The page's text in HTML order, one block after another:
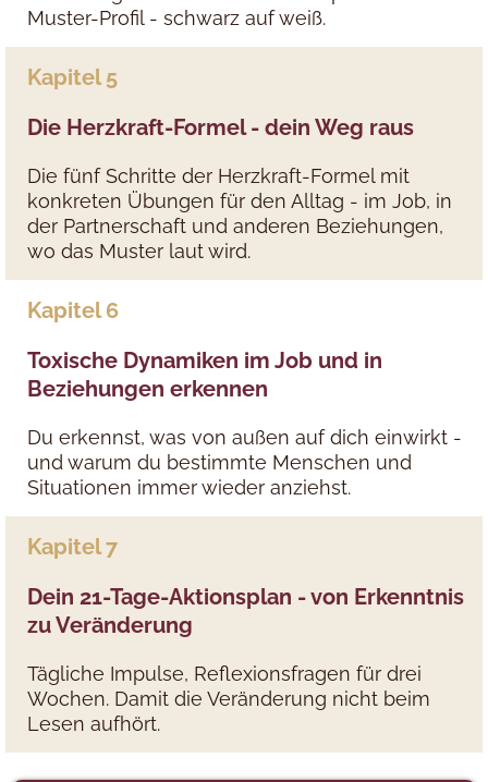
Muster-Profil - schwarz auf weiß.
Kapitel 5
Die Herzkraft-Formel - dein Weg raus
Die fünf Schritte der Herzkraft-Formel mit
konkreten Übungen für den Alltag - im Job, in
der Partnerschaft und anderen Beziehungen,
wo das Muster laut wird.
Kapitel 6
Toxische Dynamiken im Job und in
Beziehungen erkennen
Du erkennst, was von außen auf dich einwirkt -
und warum du bestimmte Menschen und
Situationen immer wieder anziehst.
Kapitel 7
Dein 21-Tage-Aktionsplan - von Erkenntnis
zu Veränderung
Tägliche Impulse, Reflexionsfragen für drei
Wochen. Damit die Veränderung nicht beim
Lesen aufhört.